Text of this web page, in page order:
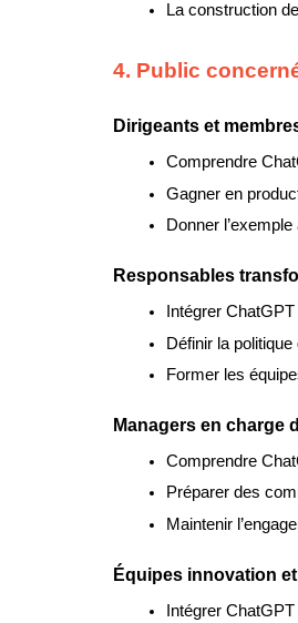
La construction
4. Public
Dirigeants et
Comprendre
Gagner en
Donner l’exemple
Responsables
Intégrer
Définir la politique
Former les
Managers en charge
Comprendre
Préparer des
Maintenir
Équipes innovation
Intégrer